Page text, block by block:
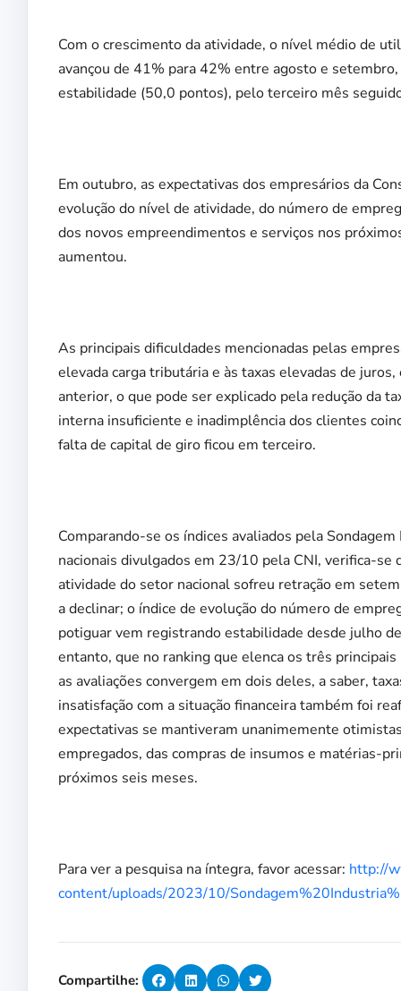
Com o crescimento da atividade, o nível médio de
avançou de 41% para 42% entre agosto e
estabilidade (50,0 pontos), pelo terceiro mês
Em outubro, as expectativas dos empresários da
evolução do nível de atividade, do número de
dos novos empreendimentos e serviços nos
aumentou.
As principais dificuldades mencionadas pelas
elevada carga tributária e às taxas elevadas de
anterior, o que pode ser explicado pela redução da
interna insuficiente e inadimplência dos clientes
falta de capital de giro ficou em terceiro.
Comparando-se os índices avaliados pela
nacionais divulgados em 23/10 pela CNI, verifica-
atividade do setor nacional sofreu retração em
a declinar; o índice de evolução do número de
potiguar vem registrando estabilidade desde julho
entanto, que no ranking que elenca os três
as avaliações convergem em dois deles, a saber,
insatisfação com a situação financeira também foi
expectativas se mantiveram unanimemente
empregados, das compras de insumos e matérias-
próximos seis meses.
Para ver a pesquisa na íntegra, favor acessar: http://
content/uploads/2023/10/
Compartilhe: